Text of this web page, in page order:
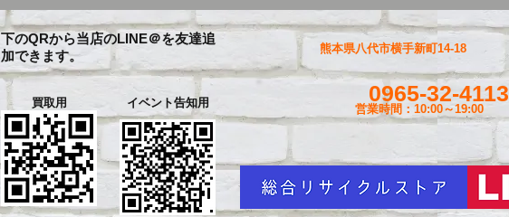
下のQRから当店のLINE＠を友達追
加できます。
買取用 イベント告知用 0965-32-4113
営業時間：10:00～19:00
熊本県八代市横手新町14-18